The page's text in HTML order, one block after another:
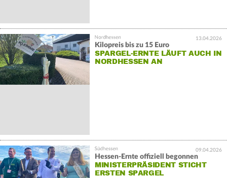
13.04.2026
Kilopreis bis zu 15 Euro
SPARGEL-ERNTE LÄUFT AUCH IN
NORDHESSEN AN
09.04.2026
Hessen-Ernte offiziell begonnen
MINISTERPRÄSIDENT STICHT
ERSTEN SPARGEL